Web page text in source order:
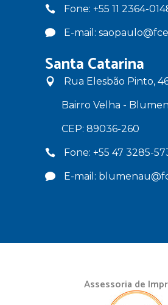
Fone: +55 11 2364-
E-mail:
Santa Catarina
Rua Elesbão Pinto,
Bairro Velha -
CEP: 89036-260
Fone: +55 47 3285-
E-mail:
Assessoria de